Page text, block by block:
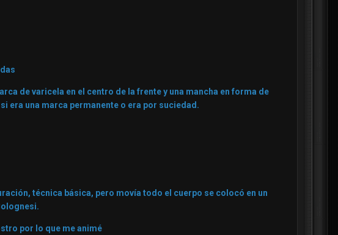
de varicela en el centro de la frente y una mancha en forma de
era una marca permanente o era por suciedad.
técnica básica, pero movía todo el cuerpo se colocó en un
por lo que me animé